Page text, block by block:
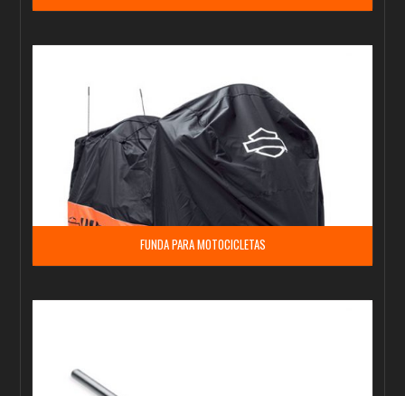
FUNDA PARA MOTOCICLETAS